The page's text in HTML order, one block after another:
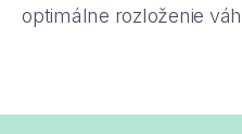
optimálne rozloženie